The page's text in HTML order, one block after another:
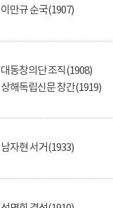
이만규 순국(1907)
대동창의단 조직(1908)
상해독립신문 창간(1919)
남자현 서거(1933)